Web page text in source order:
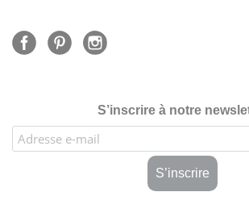
S’inscrire à notre